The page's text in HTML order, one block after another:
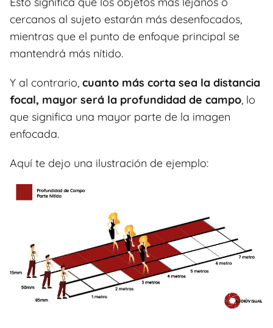
cercanos al sujeto estarán más desenfocados,
mientras que el punto de enfoque principal se
mantendrá más nítido.
Y al contrario, cuanto más corta sea la distancia
focal, mayor será la profundidad de campo, lo
que significa una mayor parte de la imagen
enfocada.
Aquí te dejo una ilustración de ejemplo: